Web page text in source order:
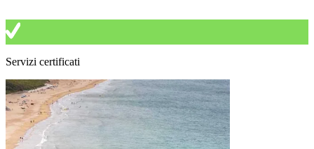
Servizi certificati